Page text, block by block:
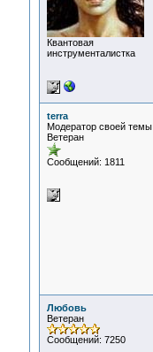
Квантовая
инструменталистка
terra
Модератор своей темы
Ветеран
Сообщений: 1811
Любовь
Ветеран
Сообщений: 7250